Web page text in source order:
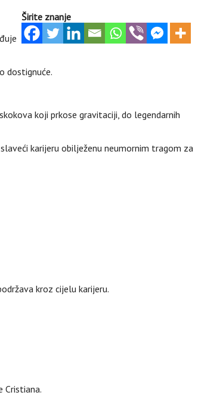
Širite znanje
dostignuće.
koji prkose gravitaciji, do legendarnih
karijeru obilježenu neumornim tragom za
kroz cijelu karijeru.
Cristiana.